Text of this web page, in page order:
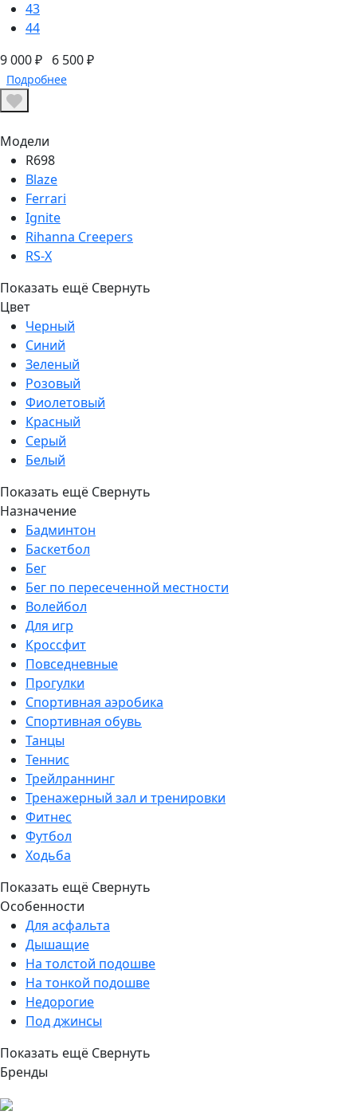
43
44
9 000 ₽ 6 500 ₽
Подробнее
Модели
R698
Blaze
Ferrari
Ignite
Rihanna Creepers
RS-X
Показать ещё Свернуть
Цвет
Черный
Синий
Зеленый
Розовый
Фиолетовый
Красный
Серый
Белый
Показать ещё Свернуть
Назначение
Бадминтон
Баскетбол
Бег
Бег по пересеченной местности
Волейбол
Для игр
Кроссфит
Повседневные
Прогулки
Спортивная аэробика
Спортивная обувь
Танцы
Теннис
Трейлраннинг
Тренажерный зал и тренировки
Фитнес
Футбол
Ходьба
Показать ещё Свернуть
Особенности
Для асфальта
Дышащие
На толстой подошве
На тонкой подошве
Недорогие
Под джинсы
Показать ещё Свернуть
Бренды